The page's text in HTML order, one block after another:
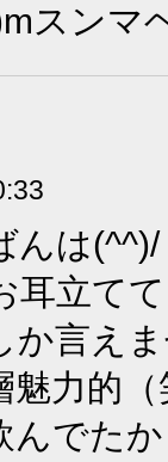
スンマ
んは(^^)/
耳立て
か言え
魅力的（
んでた